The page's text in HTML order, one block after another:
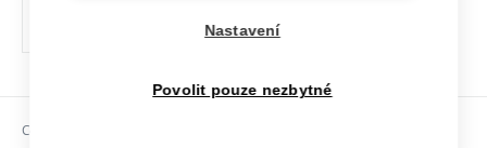
odkaz)
Sociální bezpečí
Copyright © 2026 VUT
Nastavení
Povolit pouze nezbytné